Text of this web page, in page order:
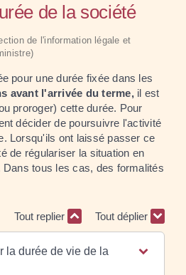
de la société
de l'information légale et
pour une durée fixée dans les
avant l'arrivée du terme,il est
proroger) cette durée. Pour
décider de poursuivre l'activité
Lorsqu'ils ont laissé passer ce
de régulariser la situation en
tous les cas, des formalités
Tout replier Tout déplier
la durée de vie de la